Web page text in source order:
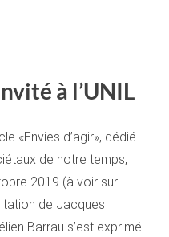
à l’UNIL
«Envies d’agir», dédié
de notre temps,
2019 (à voir sur
de Jacques
Barrau s’est exprimé